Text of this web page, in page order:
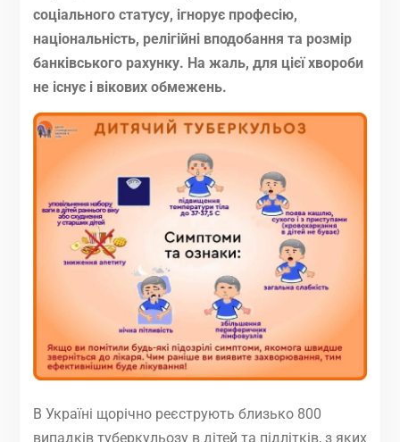
соціального статусу, ігнорує професію,
національність, релігійні вподобання та розмір
банківського рахунку. На жаль, для цієї хвороби
не існує і вікових обмежень.
В Україні щорічно реєструють близько 800
випадків туберкульозу в дітей та підлітків, з яких